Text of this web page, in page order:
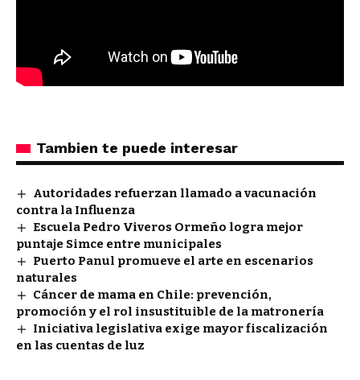
Tambien te puede interesar
Autoridades refuerzan llamado a vacunación
contra la Influenza
Escuela Pedro Viveros Ormeño logra mejor
puntaje Simce entre municipales
Puerto Panul promueve el arte en escenarios
naturales
Cáncer de mama en Chile: prevención,
promoción y el rol insustituible de la matronería
Iniciativa legislativa exige mayor fiscalización
en las cuentas de luz